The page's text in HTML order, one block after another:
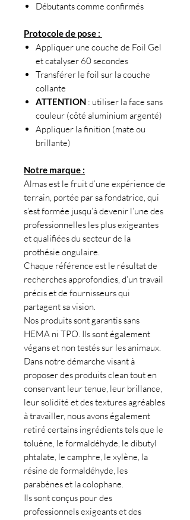
Débutants comme confirmés
Protocole de pose :
Appliquer une couche de Foil Gel
et catalyser 60 secondes
Transférer le foil sur la couche
collante
ATTENTION : utiliser la face sans
couleur (côté aluminium argenté)
Appliquer la finition (mate ou
brillante)
Notre marque :
Almas est le fruit d’une expérience de
terrain, portée par sa fondatrice, qui
s’est formée jusqu’à devenir l’une des
professionnelles les plus exigeantes
et qualifiées du secteur de la
prothésie ongulaire.
Chaque référence est le résultat de
recherches approfondies, d’un travail
précis et de fournisseurs qui
partagent sa vision.
Nos produits sont garantis sans
HEMA ni TPO. Ils sont également
végans et non testés sur les animaux.
Dans notre démarche visant à
proposer des produits clean tout en
conservant leur tenue, leur brillance,
leur solidité et des textures agréables
à travailler, nous avons également
retiré certains ingrédients tels que le
toluène, le formaldéhyde, le dibutyl
phtalate, le camphre, le xylène, la
résine de formaldéhyde, les
parabènes et la colophane.
Ils sont conçus pour des
professionnels exigeants et des